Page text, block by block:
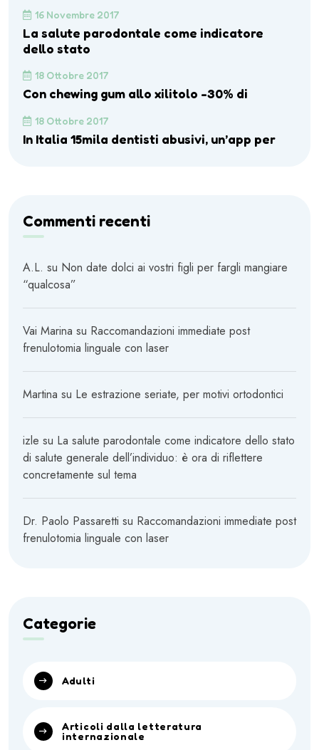
16 Novembre 2017
La salute parodontale come indicatore
dello stato
18 Ottobre 2017
Con chewing gum allo xilitolo -30% di
18 Ottobre 2017
In Italia 15mila dentisti abusivi, un’app per
Commenti recenti
A.L. su Non date dolci ai vostri figli per fargli mangiare
“qualcosa”
Vai Marina su Raccomandazioni immediate post
frenulotomia linguale con laser
Martina su Le estrazione seriate, per motivi ortodontici
izle su La salute parodontale come indicatore dello stato
di salute generale dell’individuo: è ora di riflettere
concretamente sul tema
Dr. Paolo Passaretti su Raccomandazioni immediate post
frenulotomia linguale con laser
Categorie
Adulti
Articoli dalla letteratura
internazionale